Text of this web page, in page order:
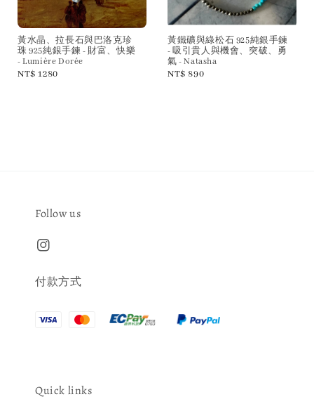
黃水晶、拉長石與巴洛克珍
珠 925純銀手鍊 - 財富、快樂
- Lumière Dorée
Regular
NT$ 1280
黃鐵礦與綠松石 925純銀手鍊
- 吸引貴人與機會、突破、勇
氣 - Natasha
Regular
NT$ 890
Follow us
付款方式
Quick links